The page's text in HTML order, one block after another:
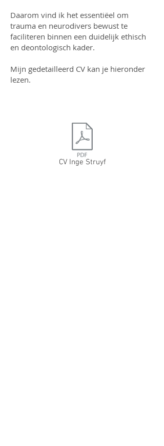
Daarom vind ik het essentiëel om
trauma en neurodivers bewust te
faciliteren binnen een duidelijk ethisch
en deontologisch kader.
Mijn gedetailleerd CV kan je hieronder
lezen.
CV Inge Struyf